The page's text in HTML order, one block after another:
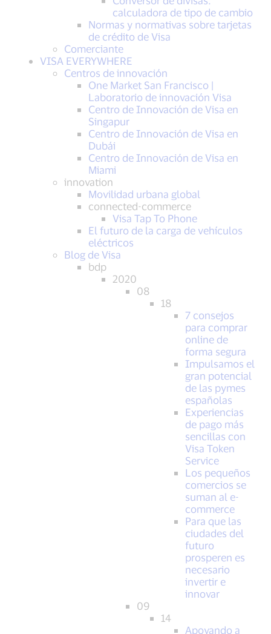
calculadora de tipo de cambio
Normas y normativas sobre tarjetas
de crédito de Visa
Comerciante
VISA EVERYWHERE
Centros de innovación
One Market San Francisco |
Laboratorio de innovación Visa
Centro de Innovación de Visa en
Singapur
Centro de Innovación de Visa en
Dubái
Centro de Innovación de Visa en
Miami
innovation
Movilidad urbana global
connected-commerce
Visa Tap To Phone
El futuro de la carga de vehículos
eléctricos
Blog de Visa
bdp
2020
08
18
7 consejos
para comprar
online de
forma segura
Impulsamos el
gran potencial
de las pymes
españolas
Experiencias
de pago más
sencillas con
Visa Token
Service
Los pequeños
comercios se
suman al e-
commerce
Para que las
ciudades del
futuro
prosperen es
necesario
invertir e
innovar
09
14
Apoyando a